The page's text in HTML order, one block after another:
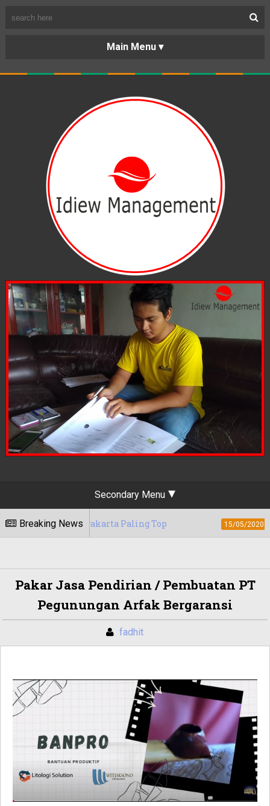
BERANDA
PORTOFOLIO
KARIR
KERJASAMA
LAYANAN
Secondary Menu
Breaking News
Paling Top 15/05/2020 Berapa Tarif
Pakar Jasa Pendirian / Pembuatan PT
Pegunungan Arfak Bergaransi
fadhit